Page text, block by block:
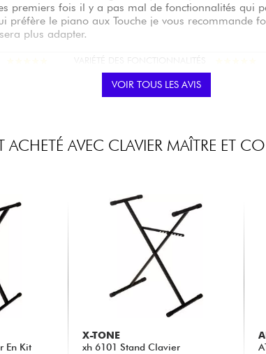
premiers fois il y a pas mal de fonctionnalités qui
préfère le piano aux Touche je vous recommande
plus adapter.
★★★★ ★
★★★★ ★ VARIÉTÉ DES FONCTIONNALITÉS ★★★ ★★
★★★ ★★
VOIR TOUS LES AVIS
ACHETÉ AVEC CLAVIER MAÎTRE ET
En Kit
X-TONE
xh 6101 Stand Clavier